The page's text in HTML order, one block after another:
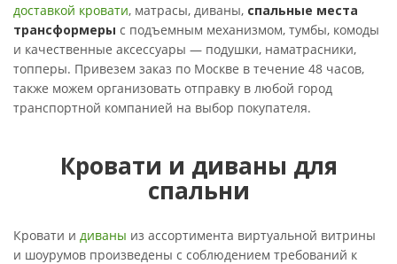
доставкой кровати, матрасы, диваны, спальные места
трансформеры с подъемным механизмом, тумбы, комоды
и качественные аксессуары — подушки, наматрасники,
топперы. Привезем заказ по Москве в течение 48 часов,
также можем организовать отправку в любой город
транспортной компанией на выбор покупателя.
Кровати и диваны для
спальни
Кровати и диваны из ассортимента виртуальной витрины
и шоурумов произведены с соблюдением требований к